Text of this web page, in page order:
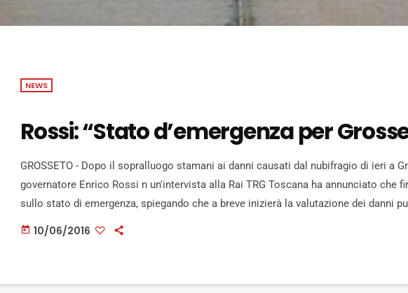
NEWS
Rossi: “Stato d’emergenza per
GROSSETO - Dopo il sopralluogo stamani ai danni causati dal nubifragio di ieri a
governatore Enrico Rossi n un'intervista alla Rai TRG Toscana ha annunciato che
sullo stato di emergenza, spiegando che a breve inizierà la valutazione dei danni
"Nel frattempo - ha detto - noi possiamo mettere a disposizione un microcredito di
today 10/06/2016